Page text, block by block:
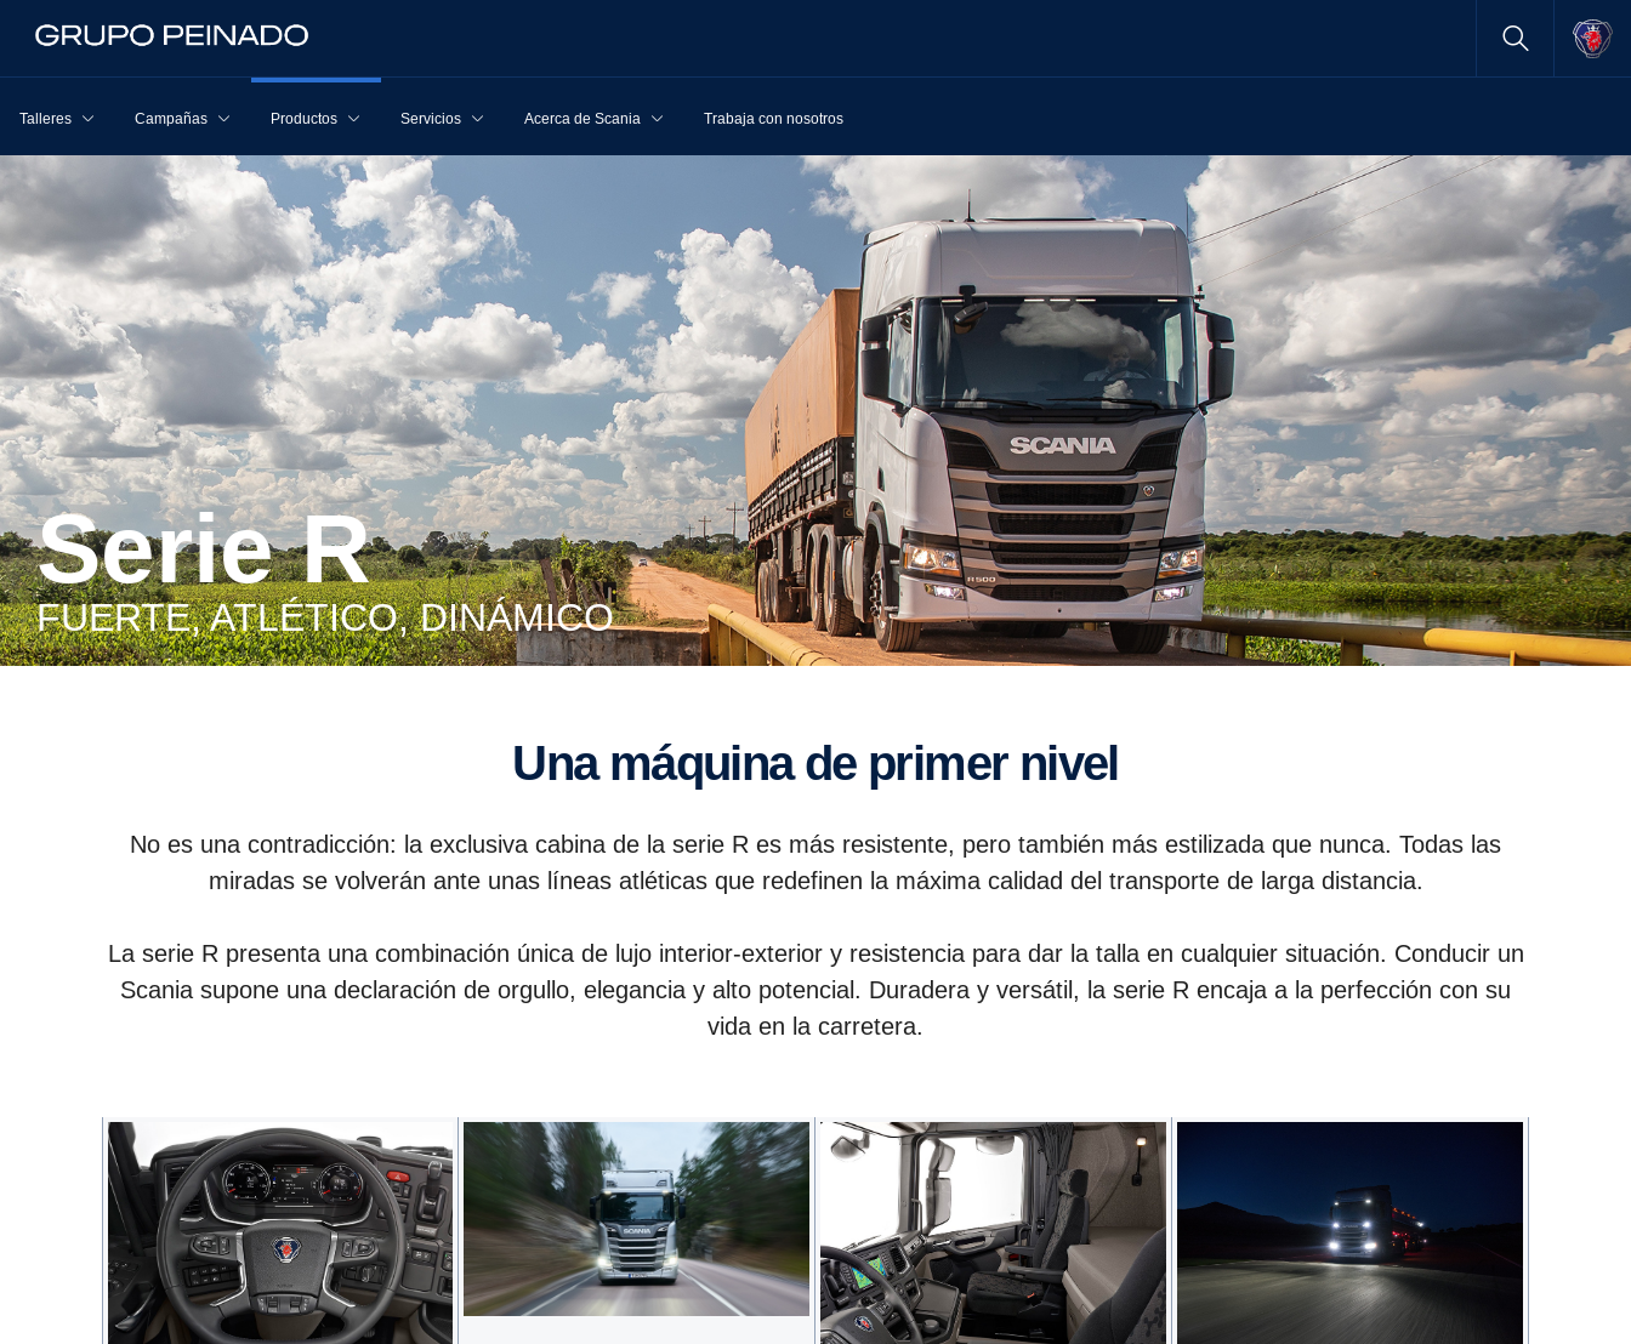
Talleres Campañas Productos Servicios Acerca de Scania Trabaja con nosotros
Serie R
FUERTE, ATLÉTICO, DINÁMICO
Una máquina de primer nivel
No es una contradicción: la exclusiva cabina de la serie R es más resistente, pero también más estilizada que nunca. Todas las
miradas se volverán ante unas líneas atléticas que redefinen la máxima calidad del transporte de larga distancia.
La serie R presenta una combinación única de lujo interior-exterior y resistencia para dar la talla en cualquier situación. Conducir un
Scania supone una declaración de orgullo, elegancia y alto potencial. Duradera y versátil, la serie R encaja a la perfección con su
vida en la carretera.